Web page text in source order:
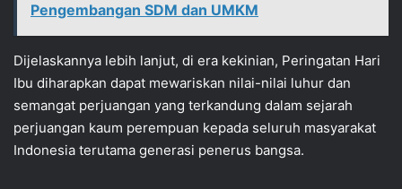
Pengembangan SDM dan UMKM
Dijelaskannya lebih lanjut, di era kekinian, Peringatan Hari
Ibu diharapkan dapat mewariskan nilai-nilai luhur dan
semangat perjuangan yang terkandung dalam sejarah
perjuangan kaum perempuan kepada seluruh masyarakat
Indonesia terutama generasi penerus bangsa.